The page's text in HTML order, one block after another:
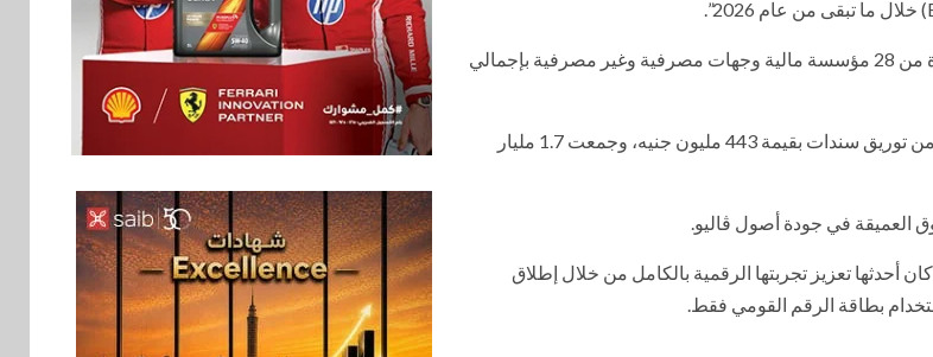
جدير بالذكر، أن ڤاليو قامت بتعزيز هيكل رأس مالها من خلال تأمين حدود معتمدة من 28 مؤسسة مالية وجهات مصرفية وغير مصرفية بإجمالي
كما تميز الربع الأول بسرعة تدوير رأس المال، حيث أتمت الشركة الموجة الـ 21 من توريق سندات بقيمة 443 مليون جنيه، وجمعت 1.7 مليار
هامة، كان أحدثها تعزيز تجربتها الرقمية بالكامل من خلال إطلاق
بطاقة الرقم القومي فقط.
6 سوق وصلة
vivo تشعل المنافسة
في مصر مع إطلاق
Y500 المزود ببطارية
بسعة 8100 مللي أمبير